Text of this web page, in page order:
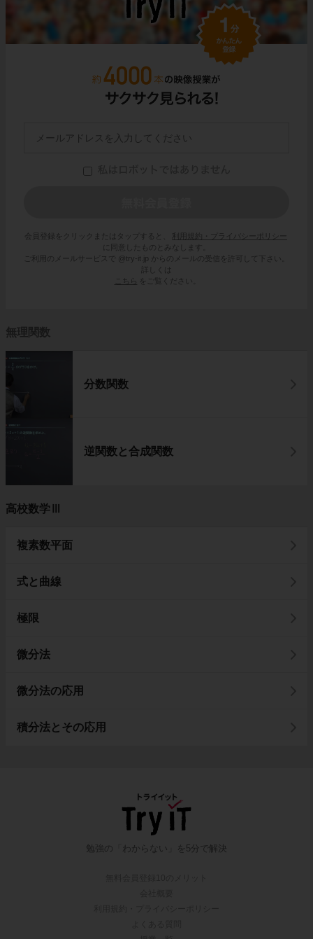
会員登録をクリックまたはタップすると、
利用規約・プライバシーポリシー
に同意したものとみなします。
ご利用のメールサービスで @try-it.jp からのメールの受信を許可して下さい。
詳しくは
こちら
をご覧ください。
無理関数
分数関数
逆関数と合成関数
高校数学Ⅲ
複素数平面
式と曲線
極限
微分法
微分法の応用
積分法とその応用
勉強の「わからない」を5分で解決